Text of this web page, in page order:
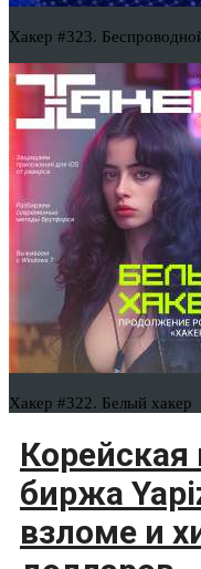
Хакер #323.
Хакер #322. Белый хакер
биржа
взломе и